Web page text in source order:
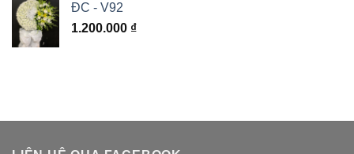
ĐC - V92
1.200.000 ₫